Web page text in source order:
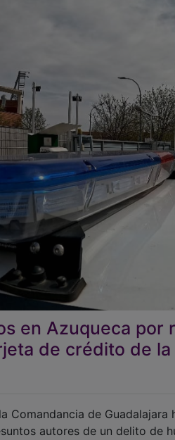
en Azuqueca por
de crédito de
Comandancia de
autores de un delito de